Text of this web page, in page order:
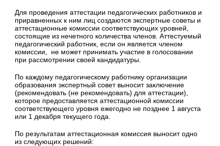
Для проведения аттестации педагогических работников и
приравненных к ним лиц создаются экспертные советы и
аттестационные комиссии соответствующих уровней,
состоящие из нечетного количества членов. Аттестуемый
педагогический работник, если он является членом
комиссии, не может принимать участие в голосовании
при рассмотрении своей кандидатуры.
По каждому педагогическому работнику организации
образования экспертный совет выносит заключение
(рекомендовать (не рекомендовать) для аттестации),
которое предоставляется аттестационной комиссии
соответствующего уровня ежегодно не позднее 1 августа
или 1 декабря текущего года.
По результатам аттестационная комиссия выносит одно
из следующих решений: